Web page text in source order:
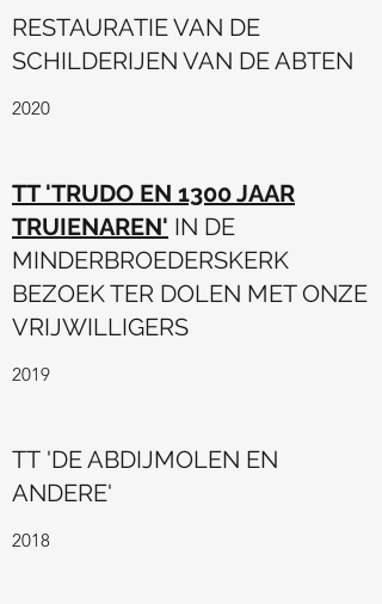
RESTAURATIE VAN DE
SCHILDERIJEN VAN DE ABTEN
2020
TT 'TRUDO EN 1300 JAAR
TRUIENAREN' IN DE
MINDERBROEDERSKERK
BEZOEK TER DOLEN MET ONZE
VRIJWILLIGERS
2019
TT 'DE ABDIJMOLEN EN
ANDERE'
2018